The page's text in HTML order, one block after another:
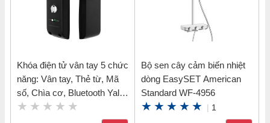
Khóa điện tử vân tay 5 chức
năng: Vân tay, Thẻ từ, Mã
số, Chìa cơ, Bluetooth Yale
YDM7116 MB
Bộ sen cây cảm biến nhiệt
dòng EasySET American
Standard WF-4956
| 1